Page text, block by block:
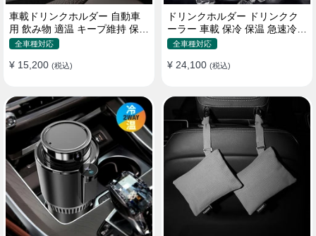
車載ドリンクホルダー 自動車
用 飲み物 適温 キープ維持 保温
冷機能付き
全車種対応
¥ 15,200 (税込)
ドリンクホルダー ドリンクク
ーラー 車載 保冷 保温 急速冷却
缶対応
全車種対応
¥ 24,100 (税込)